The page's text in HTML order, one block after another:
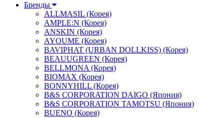
Бренды
ALLMASIL (Корея)
AMPLE:N (Корея)
ANSKIN (Корея)
AYOUME (Корея)
BAVIPHAT (URBAN DOLLKISS) (Корея)
BEAUUGREEN (Корея)
BELLMONA (Корея)
BIOMAX (Корея)
BONNYHILL (Корея)
B&S CORPORATION DAIGO (Япония)
B&S CORPORATION TAMOTSU (Япония)
BUENO (Корея)